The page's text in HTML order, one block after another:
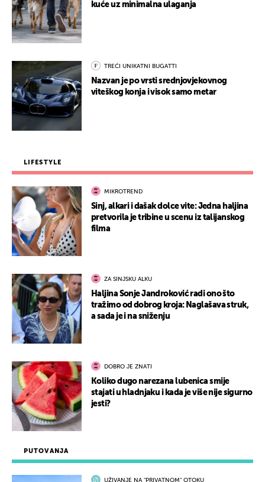
PUTOVANJA
UŽIVANJE NA "PRIVATNOM" OTOKU
kuće uz minimalna ulaganja
TREĆI UNIKATNI BUGATTI
Nazvan je po vrsti srednjovjekovnog
viteškog konja i visok samo metar
LIFESTYLE
MIKROTREND
Sinj, alkari i dašak dolce vite: Jedna haljina
pretvorila je tribine u scenu iz talijanskog
filma
ZA SINJSKU ALKU
Haljina Sonje Jandroković radi ono što
tražimo od dobrog kroja: Naglašava struk,
a sada je i na sniženju
DOBRO JE ZNATI
Koliko dugo narezana lubenica smije
stajati u hladnjaku i kada je više nije sigurno
jesti?